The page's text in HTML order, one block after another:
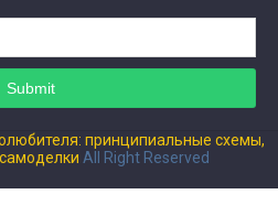
принципиальные схемы,
All Right Reserved